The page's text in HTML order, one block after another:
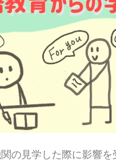
の見学した際に影響